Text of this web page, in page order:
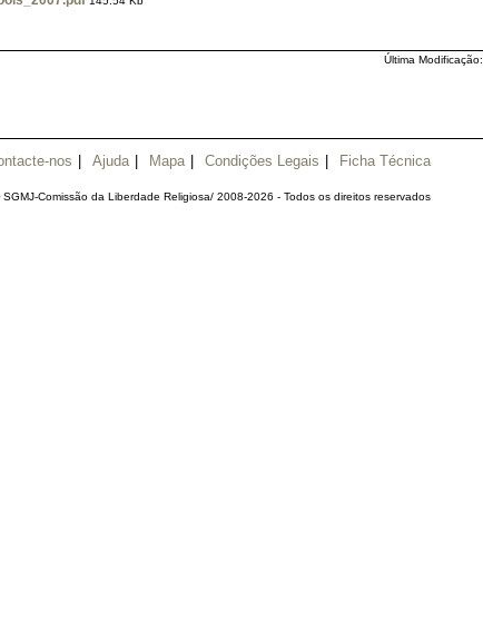
Última Modificação:
nos | Ajuda | Mapa | Condições Legais | Ficha Técnica
SGMJ-Comissão da Liberdade Religiosa/ 2008-2026 - Todos os direitos reservados